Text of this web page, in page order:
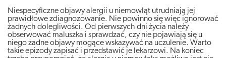
Niespecyficzne objawy alergii u niemowląt utrudniają jej
prawidłowe zdiagnozowanie. Nie powinno się więc ignorować
żadnych dolegliwości. Od pierwszych dni życia należy
obserwować maluszka i sprawdzać, czy nie pojawiają się u
niego żadne objawy mogące wskazywać na uczulenie. Warto
takie epizody zapisać i przedstawić je lekarzowi. Na koniec